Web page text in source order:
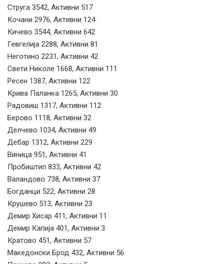
Струга 3542, Активни 517
Кочани 2976, Активни 124
Кичево 3544, Активни 642
Гевгелија 2288, Активни 81
Неготино 2231, Активни 42
Свети Николе 1668, Активни 111
Ресен 1387, Активни 122
Крива Паланка 1265, Активни 30
Радовиш 1317, Активни 112
Берово 1118, Активни 32
Делчево 1034, Активни 49
Дебар 1312, Активни 229
Виница 951, Активни 41
Пробиштип 833, Активни 42
Валандово 738, Активни 37
Богданци 522, Активни 28
Крушево 513, Активни 23
Демир Хисар 411, Активни 11
Демир Капија 401, Активни 3
Кратово 451, Активни 57
Македонски Брод 432, Активни 56